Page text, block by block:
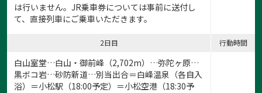
は行いません。JR乗車券については事前に送付し
て、直接列車にご乗車いただきます。
2日目 行動時間
白山室堂…白山・御前峰（2,702m）…弥陀ヶ原…
黒ボコ岩…砂防新道…別当出合＝白峰温泉（各自入
浴）＝小松駅（18:00予定）＝小松空港（18:30予